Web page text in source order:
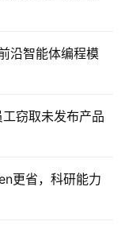
沿智能体编程模
窃取未发布产品
更省，科研能力